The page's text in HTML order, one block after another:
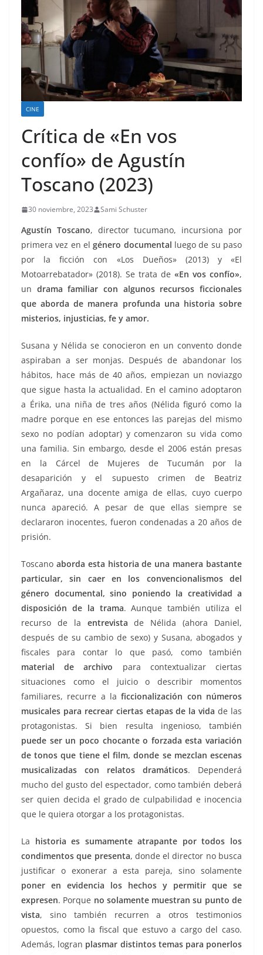
CINE
Crítica de «En vos
confío» de Agustín
Toscano (2023)
30 noviembre, 2023 Sami Schuster
Agustín Toscano, director tucumano, incursiona por
primera vez en elgénero documental luego de su paso
por la ficción con «Los Dueños» (2013) y «El
Motoarrebatador» (2018). Se trata de «En vos confío»,
un drama familiar con algunos recursos ficcionales
que aborda de manera profunda una historia sobre
misterios, injusticias, fe y amor.
Susana y Nélida se conocieron en un convento donde
aspiraban a ser monjas. Después de abandonar los
hábitos, hace más de 40 años, empiezan un noviazgo
que sigue hasta la actualidad. En el camino adoptaron
a Érika, una niña de tres años (Nélida figuró como la
madre porque en ese entonces las parejas del mismo
sexo no podían adoptar) y comenzaron su vida como
una familia. Sin embargo, desde el 2006 están presas
en la Cárcel de Mujeres de Tucumán por la
desaparición y el supuesto crimen de Beatriz
Argañaraz, una docente amiga de ellas, cuyo cuerpo
nunca apareció. A pesar de que ellas siempre se
declararon inocentes, fueron condenadas a 20 años de
prisión.
Toscano aborda esta historia de una manera bastante
particular, sin caer en los convencionalismos del
género documental, sino poniendo la creatividad a
disposición de la trama. Aunque también utiliza el
recurso de la entrevista de Nélida (ahora Daniel,
después de su cambio de sexo) y Susana, abogados y
fiscales para contar lo que pasó, como también
material de archivo para contextualizar ciertas
situaciones como el juicio o describir momentos
familiares, recurre a laficcionalización con números
musicales para recrear ciertas etapas de la vida de las
protagonistas. Si bien resulta ingenioso, también
puede ser un poco chocante o forzada esta variación
de tonos que tiene el film, donde se mezclan escenas
musicalizadas con relatos dramáticos. Dependerá
mucho del gusto del espectador, como también deberá
ser quien decida el grado de culpabilidad e inocencia
que le quiera otorgar a los protagonistas.
La historia es sumamente atrapante por todos los
condimentos que presenta, donde el director no busca
justificar o exonerar a esta pareja, sino solamente
poner en evidencia los hechos y permitir que se
expresen. Porque no solamente muestran su punto de
vista, sino también recurren a otros testimonios
opuestos, como la fiscal que estuvo a cargo del caso.
Además, logran plasmar distintos temas para ponerlos